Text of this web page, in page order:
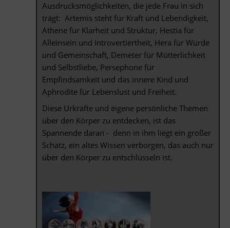
Ausdrucksmöglichkeiten, die jede Frau in sich
trägt: Artemis steht für Kraft und Lebendigkeit,
Athene für Klarheit und Struktur, Hestia für
Alleinsein und Introvertiertheit, Hera für Würde
und Gemeinschaft, Demeter für Mütterlichkeit
und Selbstliebe, Persephone für
Empfindsamkeit und das innere Kind und
Aphrodite für Lebenslust und Freiheit.
Diese Urkräfte und eigene persönliche Themen
über den Körper zu entdecken, ist das
Spannende daran - denn in ihm liegt ein großer
Schatz, ein altes Wissen verborgen, das auch nur
über den Körper zu entschlüsseln ist.